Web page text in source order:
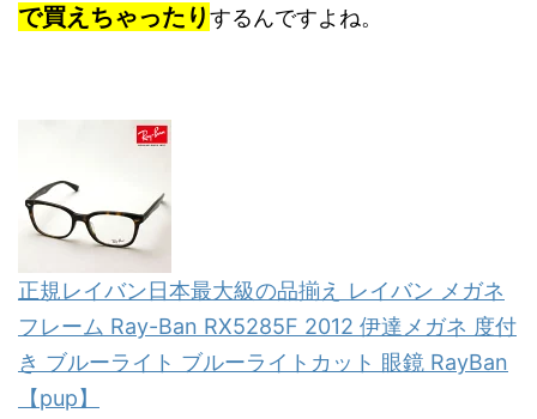
で買えちゃったりするんですよね。
正規レイバン日本最大級の品揃え レイバン メガネ
フレーム Ray-Ban RX5285F 2012 伊達メガネ 度付
き ブルーライト ブルーライトカット 眼鏡 RayBan
【pup】